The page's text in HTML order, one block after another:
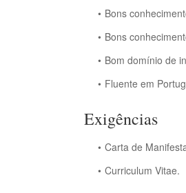
Bons
Bons
Bom domínio de
Fluente em
Exigências
Carta de
Curriculum Vitae.